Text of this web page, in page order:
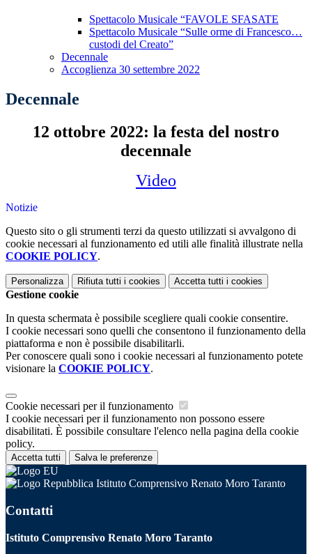
Spettacolo Musicale “FAVOLE SFASATE
Spettacolo Musicale “Sulle orme di Francesco…
custodi del Creato”
Decennale
Accoglienza 30 settembre 2022
Decennale
12 ottobre 2022: la festa del nostro
decennale
Video
Notizie
Questo sito o gli strumenti terzi da questo utilizzati si avvalgono di
cookie necessari al funzionamento ed utili alle finalità illustrate nella
COOKIE POLICY.
Personalizza Rifiuta tutti i cookies Accetta tutti i cookies
Gestione cookie
In questa schermata è possibile scegliere quali cookie consentire.
I cookie necessari sono quelli che consentono il funzionamento della
piattaforma e non è possibile disabilitarli.
Per conoscere quali sono i cookie necessari al funzionamento potete
visionare la COOKIE POLICY.
Cookie necessari per il funzionamento
I cookie necessari per il funzionamento non possono essere
disabilitati. È possibile consultare l'elenco nella pagina della cookie
policy.
Accetta tutti Salva le preferenze
Istituto Comprensivo Renato Moro Taranto
Contatti
Istituto Comprensivo Renato Moro Taranto